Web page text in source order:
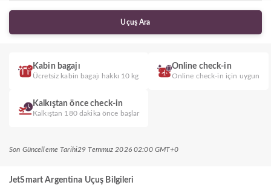
Uçuş Ara
Kabin bagajı
Ücretsiz kabin bagajı hakkı 10 kg
Online check-in
Online check-in için uygun
Kalkıştan önce check-in
Kalkıştan 180 dakika önce başlar
Son Güncelleme Tarihi29 Temmuz 2026 02:00 GMT+0
JetSmart Argentina Uçuş Bilgileri